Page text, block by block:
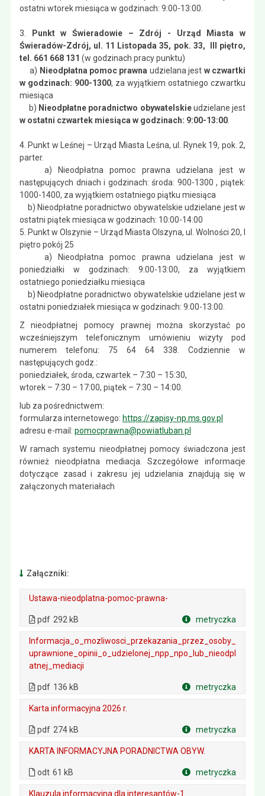
ostatni wtorek miesiąca w godzinach: 9:00-13:00.
3.
Punkt w Świeradowie – Zdrój - Urząd Miasta w
Świeradów-Zdrój, ul. 11 Listopada 35, pok. 33, III piętro,
tel. 661 668 131 (w godzinach pracy punktu)
a) Nieodpłatna pomoc prawna udzielana jest w czwartki
w godzinach: 900-1300, za wyjątkiem ostatniego czwartku
miesiąca
b) Nieodpłatne poradnictwo obywatelskieudzielane jest
w ostatni czwartek miesiąca w godzinach: 9:00-13:00.
4. Punkt w Leśnej – Urząd Miasta Leśna, ul. Rynek 19, pok. 2,
parter.
a) Nieodpłatna pomoc prawna udzielana jest w
następujących dniach i godzinach: środa: 900-1300 , piątek:
1000-1400, za wyjątkiem ostatniego piątku miesiąca
b) Nieodpłatne poradnictwo obywatelskie udzielane jest w
ostatni piątek miesiąca w godzinach: 10:00-14:00
5. Punkt w Olszynie – Urząd Miasta Olszyna, ul. Wolności 20, I
piętro pokój 25
a) Nieodpłatna pomoc prawna udzielana jest w
poniedziałki w godzinach: 9:00-13:00, za wyjątkiem
ostatniego poniedziałku miesiąca
b) Nieodpłatne poradnictwo obywatelskie udzielane jest w
ostatni poniedziałek miesiąca w godzinach: 9:00-13:00.
Z nieodpłatnej pomocy prawnej można skorzystać po
wcześniejszym telefonicznym umówieniu wizyty pod
numerem telefonu: 75 64 64 338. Codziennie w
następujących godz.:
poniedziałek, środa, czwartek – 7:30 – 15:30,
wtorek – 7:30 – 17:00, piątek – 7:30 – 14:00.
lub za pośrednictwem:
formularza internetowego: https://zapisy-np.ms.gov.pl
adresu e-mail: pomocprawna@powiatluban.pl
W ramach systemu nieodpłatnej pomocy świadczona jest
również nieodpłatna mediacja. Szczegółowe informacje
dotyczące zasad i zakresu jej udzielania znajdują się w
załączonych materiałach
Załączniki:
Ustawa-nieodplatna-pomoc-prawna-
pdf 292 kB metryczka
Informacja_o_mozliwosci_przekazania_przez_osoby_
uprawnione_opinii_o_udzielonej_npp_npo_lub_nieodpl
atnej_mediacji
pdf 136 kB metryczka
Karta informacyjna 2026 r.
pdf 274 kB metryczka
KARTA INFORMACYJNA PORADNICTWA OBYW.
odt 61 kB metryczka
Klauzula informacyjna dla interesantów-1